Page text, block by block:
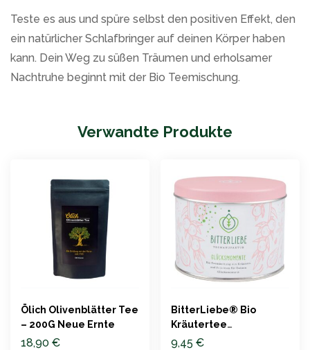
Teste es aus und spüre selbst den positiven Effekt, den
ein natürlicher Schlafbringer auf deinen Körper haben
kann. Dein Weg zu süßen Träumen und erholsamer
Nachtruhe beginnt mit der Bio Teemischung.
Verwandte Produkte
Ölich Olivenblätter Tee
– 200G Neue Ernte
18,90 €
BitterLiebe® Bio
Kräutertee
Glücksmomente (65g)
9,45 €